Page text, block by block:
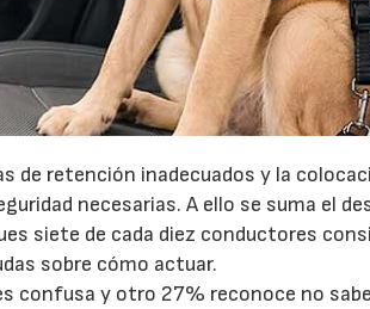
de retención inadecuados y la
necesarias. A ello se suma el
siete de cada diez conductores
sobre cómo actuar.
confusa y otro 27% reconoce no